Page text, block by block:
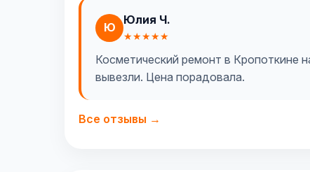
Ю
Юлия Ч.
★★★★★
Косметический ремонт в Кропоткине
вывезли. Цена порадовала.
Все отзывы →